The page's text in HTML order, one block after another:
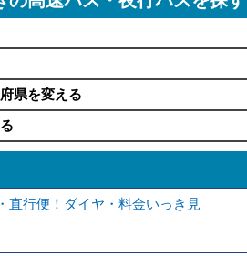
県を変える
直行便！ダイヤ・料金いっき見